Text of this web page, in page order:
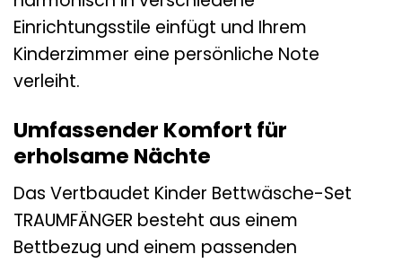
Einrichtungsstile einfügt und Ihrem
Kinderzimmer eine persönliche Note
verleiht.
Umfassender Komfort für
erholsame Nächte
Das Vertbaudet Kinder Bettwäsche-Set
TRAUMFÄNGER besteht aus einem
Bettbezug und einem passenden